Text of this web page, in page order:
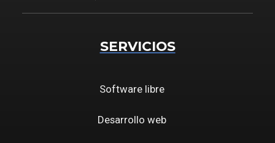
SERVICIOS
Software libre
Desarrollo web